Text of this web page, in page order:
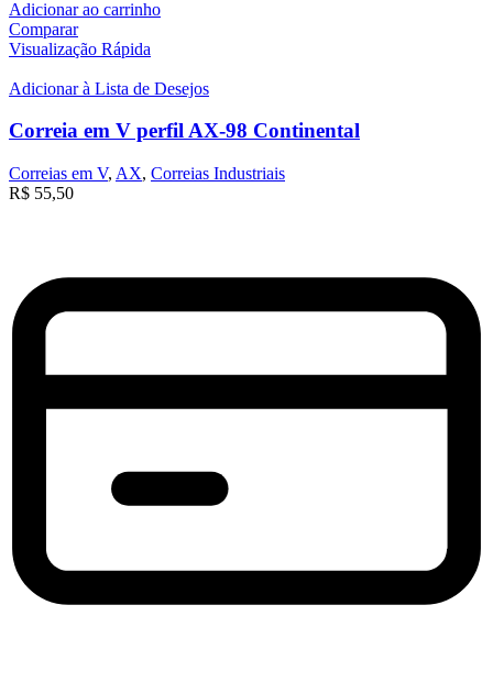
Adicionar ao carrinho
Comparar
Visualização Rápida
Adicionar à Lista de Desejos
Correia em V perfil AX-98 Continental
Correias em V, AX, Correias Industriais
R$ 55,50